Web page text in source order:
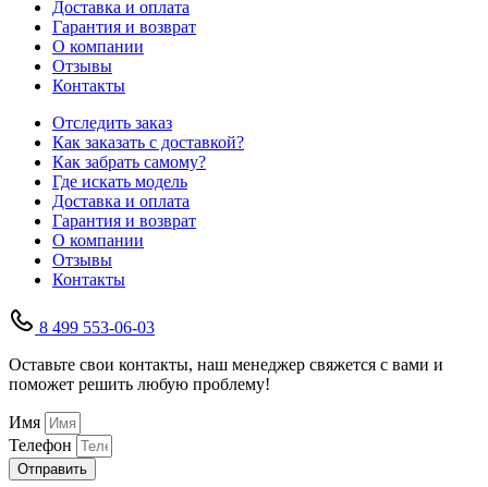
Доставка и оплата
Гарантия и возврат
О компании
Отзывы
Контакты
Отследить заказ
Как заказать с доставкой?
Как забрать самому?
Где искать модель
Доставка и оплата
Гарантия и возврат
О компании
Отзывы
Контакты
8 499 553-06-03
Оставьте свои контакты, наш менеджер свяжется с вами и
поможет решить любую проблему!
Имя
Телефон
Отправить